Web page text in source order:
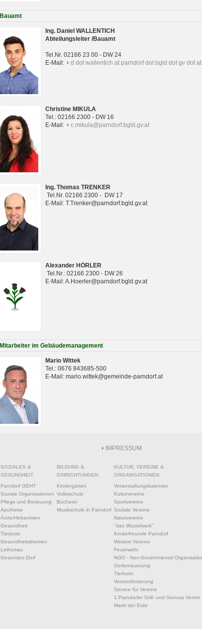
Bauamt
Ing. Daniel WALLENTICH
Abteilungsleiter /Bauamt
Tel.Nr. 02166 23 00 - DW 24
E-Mail:
d dot wallentich at parndorf dot bgld dot gv dot at
Christine MIKULA
Tel.: 02166 2300 - DW 16
E-Mail:
c.mikula@parndorf.bgld.gv.at
Ing. Thomas TRENKER
Tel.Nr. 02166 2300 - DW 17
E-Mail: T.Trenker@parndorf.bgld.gv.at
Alexander HÖRLER
Tel.Nr.: 02166 2300 - DW 26
E-Mail: A.Hoerler@parndorf.bgld.gv.at
Mitarbeiter im Gebäudemanagement
Mario Wittek
Tel.: 0676 843685-500
E-Mail: mario.wittek@gemeinde-parndorf.at
IMPRESSUM
SOZIALES &
GESUNDHEIT
Parndorf GEHT
Soziale Organisationen
Pflege und Betreuung
Apotheke
Ärzte/Hebammen
Gesundheit
Tierärzte
Gesundheitsthemen
Leihomas
Gesundes Dorf
BILDUNG &
EINRICHTUNGEN
Kindergärten
Volksschule
Bücherei
Musikschule in Parndorf
KULTUR, VEREINE &
ORGANISATIONEN
Veranstaltungskalender
Kulturvereine
Sportvereine
Soziale Vereine
Naturvereine
"das Wurzelwerk"
Kinderfreunde Parndorf
Weitere Vereine
Feuerwehr
NGO - Non-Governmental
Dorferneuerung
Tierheim
Vereinsförderung
Service für Vereine
1.Parndorfer Grill- und Genuss Verein
Markt der Erde